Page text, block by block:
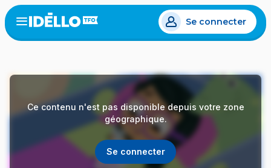
Aller
au
contenu
Open
menu
Se connecter
Ce contenu n'est pas disponible depuis votre zone
géographique.
Se connecter